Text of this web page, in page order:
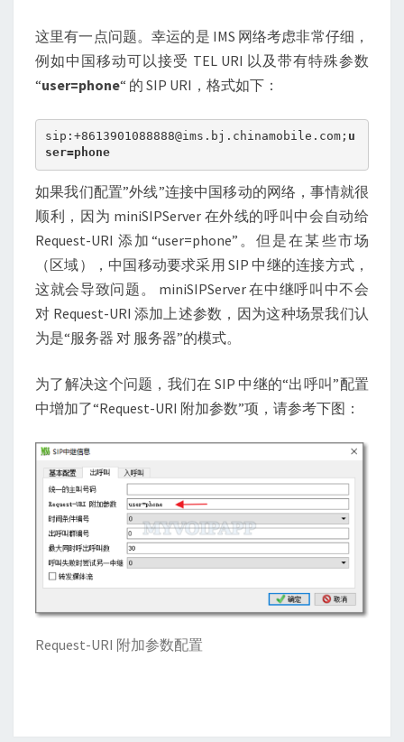
这里有一点问题。幸运的是 IMS 网络考虑非常仔细，
例如中国移动可以接受 TEL URI 以及带有特殊参数
“user=phone“ 的 SIP URI，格式如下：
sip:+8613901088888@ims.bj.chinamobile.com; u
ser=phone
如果我们配置”外线”连接中国移动的网络，事情就很
顺利，因为 miniSIPServer 在外线的呼叫中会自动给
Request-URI 添加“user=phone”。但是在某些市场
（区域），中国移动要求采用 SIP 中继的连接方式，
这就会导致问题。 miniSIPServer 在中继呼叫中不会
对 Request-URI 添加上述参数，因为这种场景我们认
为是“服务器 对 服务器”的模式。
为了解决这个问题，我们在 SIP 中继的“出呼叫”配置
中增加了“Request-URI 附加参数”项，请参考下图：
Request-URI 附加参数配置